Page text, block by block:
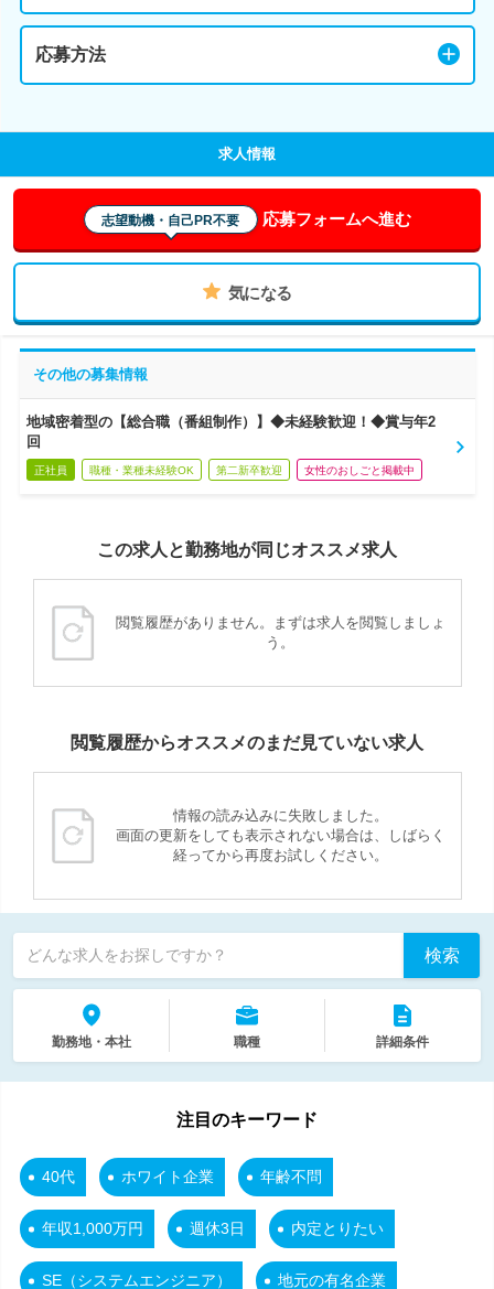
応募方法
求人情報
志望動機・自己PR不要 応募フォームへ進む
気になる
その他の募集情報
地域密着型の【総合職（番組制作）】◆未経験歓迎！◆賞与年2
回
正社員 職種・業種未経験OK 第二新卒歓迎 女性のおしごと掲載中
この求人と勤務地が同じオススメ求人
閲覧履歴がありません。まずは求人を閲覧しましょ
う。
閲覧履歴からオススメのまだ見ていない求人
情報の読み込みに失敗しました。
画面の更新をしても表示されない場合は、しばらく
経ってから再度お試しください。
どんな求人をお探しですか？ 検索
勤務地・本社 職種 詳細条件
注目のキーワード
40代 ホワイト企業 年齢不問
年収1,000万円 週休3日 内定とりたい
SE（システムエンジニア） 地元の有名企業